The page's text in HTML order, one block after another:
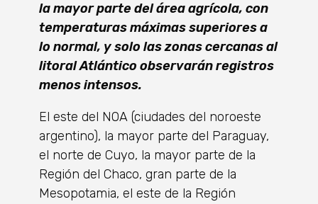
la mayor parte del área agrícola, con
temperaturas máximas superiores a
lo normal, y solo las zonas cercanas al
litoral Atlántico observarán registros
menos intensos.
El este del NOA (ciudades del noroeste
argentino), la mayor parte del Paraguay,
el norte de Cuyo, la mayor parte de la
Región del Chaco, gran parte de la
Mesopotamia, el este de la Región